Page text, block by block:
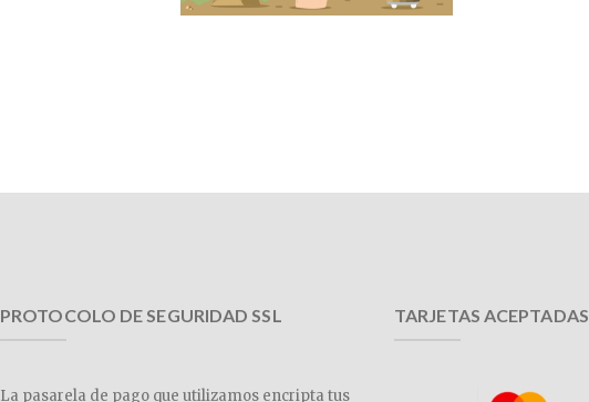
PROTOCOLO DE SEGURIDAD SSL
La pasarela de pago que utilizamos encripta tus
TARJETAS ACEPTADAS